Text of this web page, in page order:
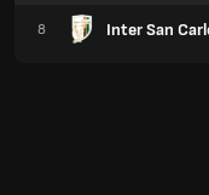
8 Inter San